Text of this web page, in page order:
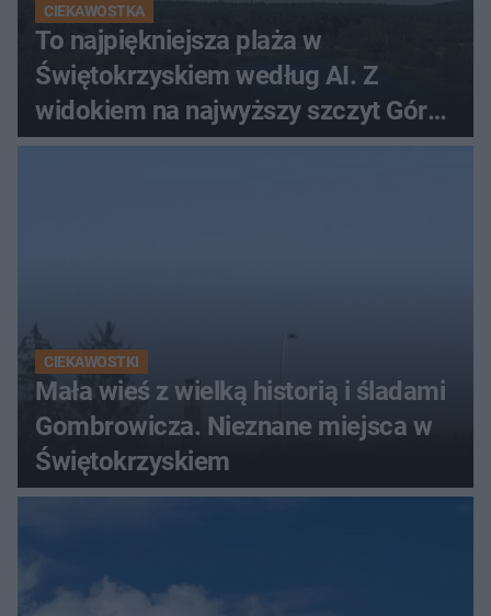
CIEKAWOSTKA
To najpiękniejsza plaża w
Świętokrzyskiem według AI. Z
widokiem na najwyższy szczyt Gór
Świętokrzyskich
CIEKAWOSTKI
Mała wieś z wielką historią i śladami
Gombrowicza. Nieznane miejsca w
Świętokrzyskiem